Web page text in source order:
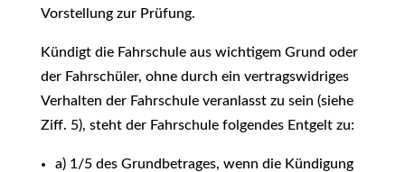
Vorstellung zur Prüfung.
Kündigt die Fahrschule aus wichtigem Grund oder
der Fahrschüler, ohne durch ein vertragswidriges
Verhalten der Fahrschule veranlasst zu sein (siehe
Ziff. 5), steht der Fahrschule folgendes Entgelt zu:
a) 1/5 des Grundbetrages, wenn die Kündigung